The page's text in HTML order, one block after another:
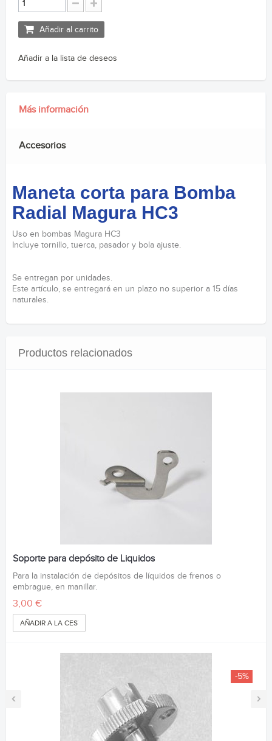
Añadir al carrito
Añadir a la lista de deseos
Más información
Accesorios
Maneta corta para Bomba
Radial Magura HC3
Uso en bombas Magura HC3
Incluye tornillo, tuerca, pasador y bola ajuste.
Se entregan por unidades.
Este artículo, se entregará en un plazo no superior a 15 días
naturales.
Productos relacionados
‹ ›
Soporte para depósito de Liquidos
Para la instalación de depósitos de líquidos de frenos o
embrague, en manillar.
3,00 €
AÑADIR A LA CESTA
-5%